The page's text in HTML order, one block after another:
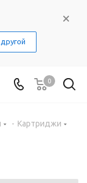
0
- Картриджи